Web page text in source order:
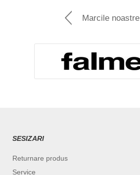
Marcile noastre
SESIZARI
Returnare produs
Service